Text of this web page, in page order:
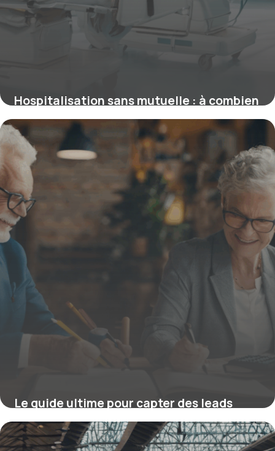
Hospitalisation sans mutuelle : à combien
s’élève réellement la facture ?
4 juillet 2025
Le guide ultime pour capter des leads
mutuelle senior de qualité
4 juillet 2025